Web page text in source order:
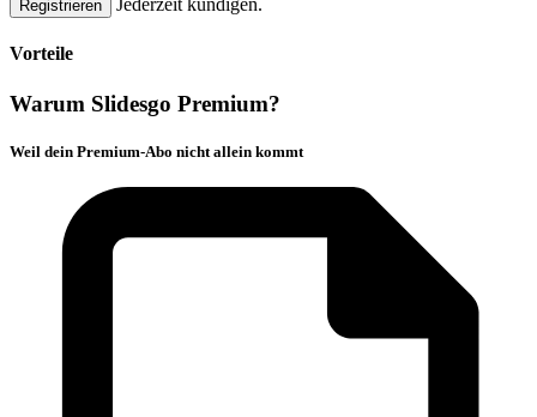
Registrieren Jederzeit kündigen.
Vorteile
Warum Slidesgo Premium?
Weil dein Premium-Abo nicht allein kommt